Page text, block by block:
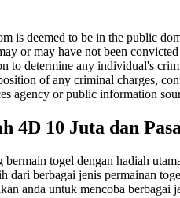
is deemed to be in the public
or may have not been
to determine any individual's
of any criminal charges,
agency or public information
4D 10 Juta dan
togel dengan hadiah
dari berbagai jenis permainan
anda untuk mencoba berbagai